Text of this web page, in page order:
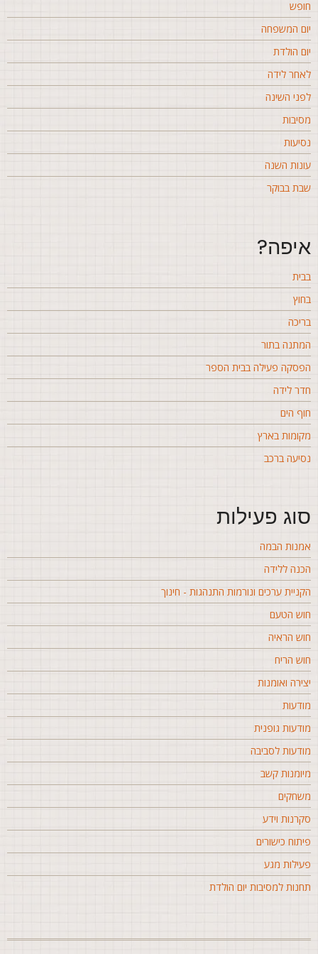
המשפחה
הולדת
לידה
השינה
השנה
בבוקר
בתור
פעילה בבית הספר
לידה
הים
בארץ
ברכב
פעילות
הבמה
ללידה
ערכים ונורמות התנהגות - חינוך
הטעם
הראיה
הריח
ואומנות
גופנית
לסביבה
קשב
וידע
כישורים
מגע
למסיבות יום הולדת